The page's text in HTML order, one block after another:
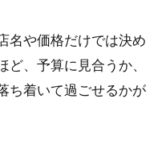
名や価格だけでは決め
、予算に見合うか、
ち着いて過ごせるかが